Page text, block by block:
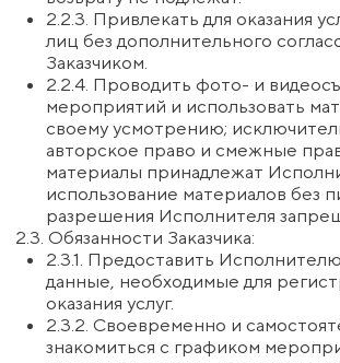
3. Порядок оплаты и возврата денежных средств
3.1. Стоимость услуг указывается на сайте
www.experimentum.eu или в индивидуальном
предложении, направленном Заказчику по
электронной почте, телефону или через
мессенджеры.
3.2. Оплата производится авансом в размере 100%
стоимости услуги, если иное не предусмотрено
индивидуальным предложением.
3.3. Оплата осуществляется банковским переводом,
через электронные платёжные системы, либо
иным способом, указанным Исполнителем.
3.4. Заказчик самостоятельно несёт
ответственность за корректность совершаемых
платежей.
3.5. Услуги считаются оплаченными с момента
зачисления денежных средств на расчётный счёт
Исполнителя или поступления подтверждения об
оплате от платёжной системы.
3.6. В случае неявки Заказчика на оплаченные
онлайн- или офлайн-мероприятия денежные
средства возврату не подлежат.